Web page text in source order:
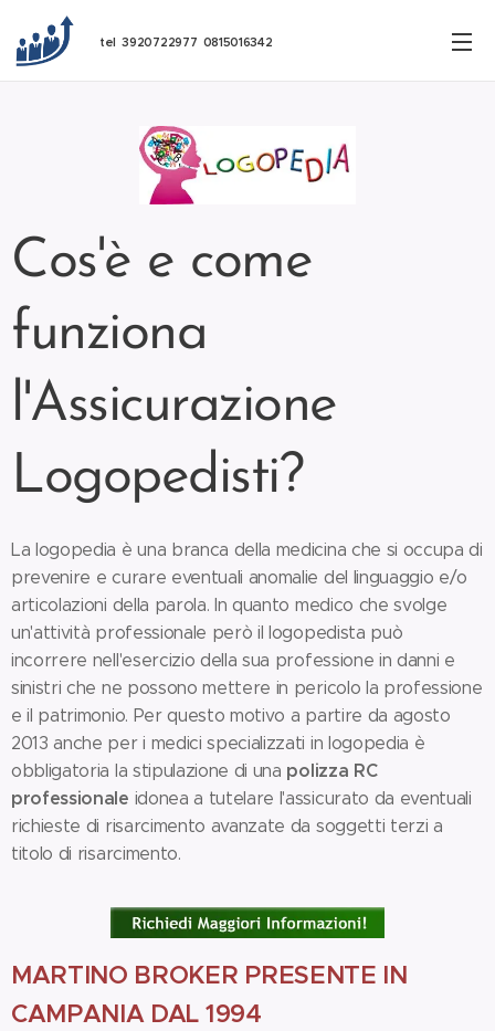
tel 3920722977 0815016342
Cos'è e come
funziona
l'Assicurazione
Logopedisti?
La logopedia è una branca della medicina che si occupa di
prevenire e curare eventuali anomalie del linguaggio e/o
articolazioni della parola. In quanto medico che svolge
un'attività professionale però il logopedista può
incorrere nell'esercizio della sua professione in danni e
sinistri che ne possono mettere in pericolo la professione
e il patrimonio. Per questo motivo a partire da agosto
2013 anche per i medici specializzati in logopedia è
obbligatoria la stipulazione di una polizza RC
professionale idonea a tutelare l'assicurato da eventuali
richieste di risarcimento avanzate da soggetti terzi a
titolo di risarcimento.
MARTINO BROKER PRESENTE IN
CAMPANIA DAL 1994